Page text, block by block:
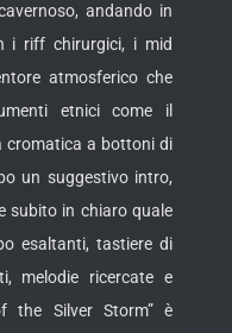
andando in
i riff chirurgici, i mid
atmosferico che
etnici come il
cromatica a bottoni di
un suggestivo intro,
subito in chiaro quale
esaltanti, tastiere di
melodie ricercate e
the Silver Storm” è